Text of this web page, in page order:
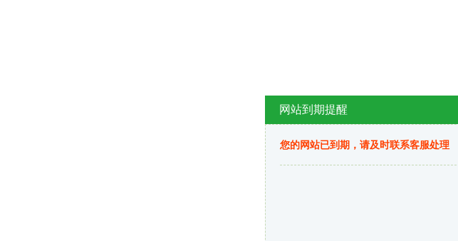
网站到期提醒
您的网站已到期，请及时联系客服处理